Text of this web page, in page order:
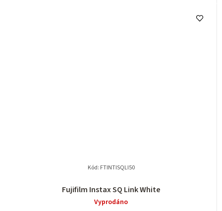
Fujifilm Instax SQ Link White
Vyprodáno
Kód: FTINTISQLI50